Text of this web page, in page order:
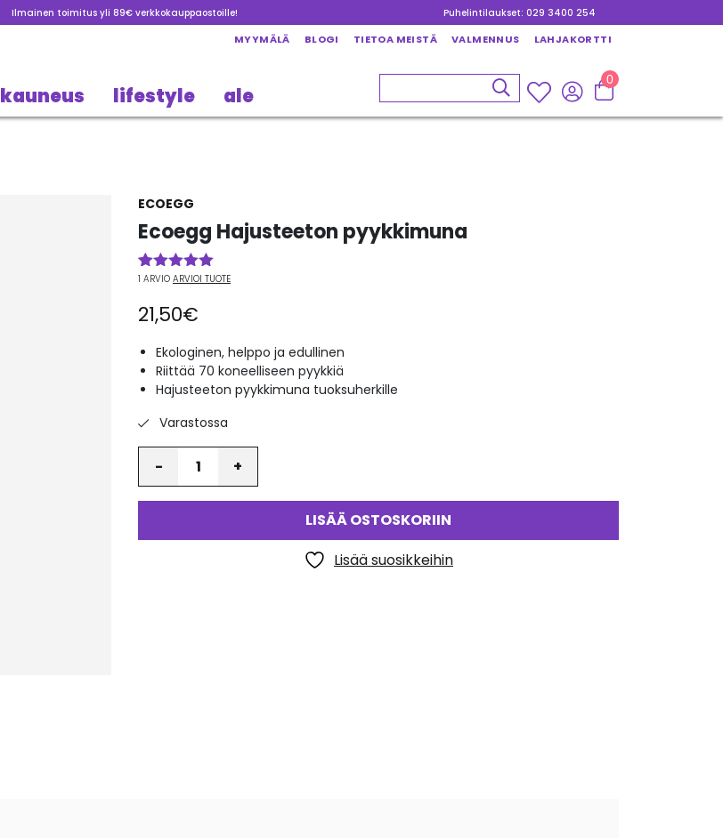
Ilmainen toimitus yli 89€ verkkokauppaostoille! Puhelintilaukset: 029 3400 254
MYYMÄLÄ BLOGI TIETOA MEISTÄ VALMENNUS LAHJAKORTTI
kauneus lifestyle ale
0
ECOEGG
Ecoegg Hajusteeton pyykkimuna
Arvio5.00
perustuen
1
asiakkaan
1 ARVIO ARVIOI TUOTE
21,50€
Ekologinen, helppo ja edullinen
Riittää 70 koneelliseen pyykkiä
Hajusteeton pyykkimuna tuoksuherkille
Varastossa
LISÄÄ OSTOSKORIIN
Lisää suosikkeihin